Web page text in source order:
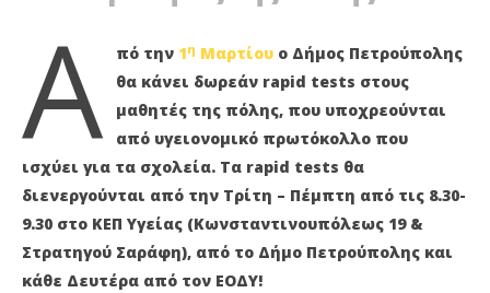
ΔΙΑΒΑΖΕΤΕ ΤΩΡΑ
Στο ΚΕΠ Υγείας τα rapid tests του Δήμου στους
μαθητές!
28
Φεβρουαρίου
2022
Maxitis
Petroupolis
Α πό την 1η Μαρτίουο Δήμος Πετρούπολης
θα κάνει δωρεάν rapid tests στους
μαθητές της πόλης, που υποχρεούνται
από υγειονομικό πρωτόκολλο που
ισχύει για τα σχολεία. Τα rapid tests θα
διενεργούνται από την Τρίτη – Πέμπτη από τις 8.30-
9.30 στο ΚΕΠ Υγείας (Κωνσταντινουπόλεως 19 &
Στρατηγού Σαράφη), από το Δήμο Πετρούπολης και
κάθε Δευτέρα από τον ΕΟΔΥ!